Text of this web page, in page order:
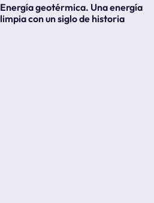
Energía geotérmica. Una energía
limpia con un siglo de historia